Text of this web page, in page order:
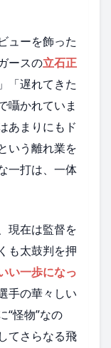
ューを飾った
ースの立石正
「遅れてきた
囁かれていま
あまりにもド
いう離れ業を
一打は、一体
現在は監督を
も太鼓判を押
い一歩になっ
手の華々しい
“怪物”なの
てさらなる飛